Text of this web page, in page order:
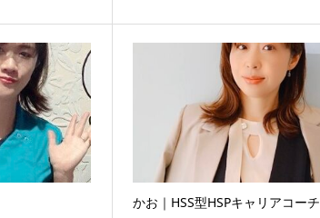
かお｜HSS型HSPキャリアコーチ